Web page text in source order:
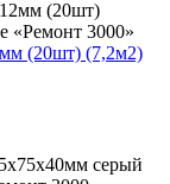
(20шт) (7,2м2)